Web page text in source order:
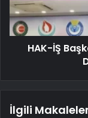
HAK-İŞ
İlgili